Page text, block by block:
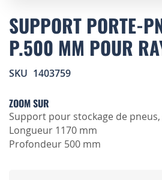
to
the
beginning
of
images
SUPPORT PORTE-
P.500 MM POUR
SKU 1403759
ZOOM SUR
Support pour stockage de
Longueur 1170 mm
Profondeur 500 mm